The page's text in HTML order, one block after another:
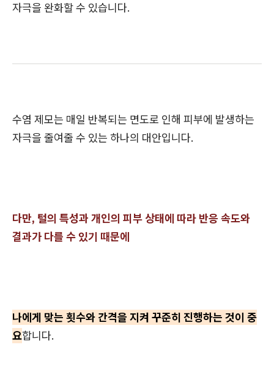
자극을 완화할 수 있습니다.
수염 제모는 매일 반복되는 면도로 인해 피부에 발생하는
자극을 줄여줄 수 있는 하나의 대안입니다.
다만, 털의 특성과 개인의 피부 상태에 따라 반응 속도와
결과가 다를 수 있기 때문에
나에게 맞는 횟수와 간격을 지켜 꾸준히 진행하는 것이 중
요합니다.